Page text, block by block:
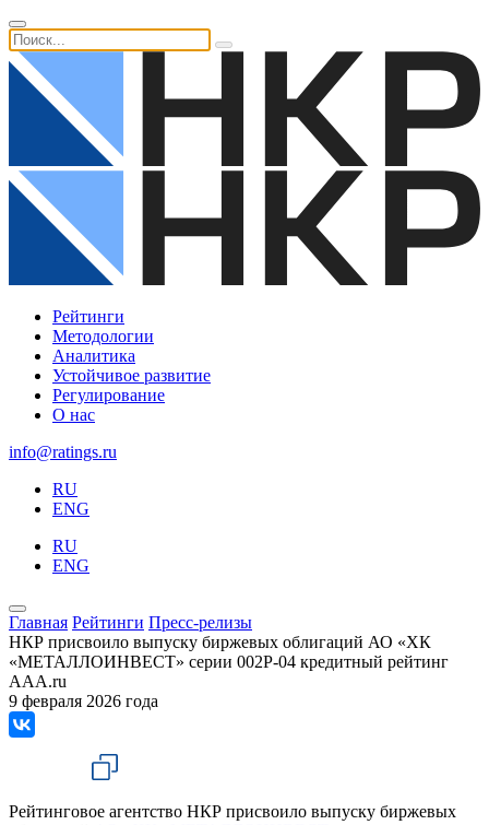
Рейтинги
Методологии
Аналитика
Устойчивое развитие
Регулирование
О нас
info@ratings.ru
RU
ENG
RU
ENG
Главная Рейтинги Пресс-релизы
НКР присвоило выпуску биржевых облигаций АО «ХК
«МЕТАЛЛОИНВЕСТ» серии 002Р-04 кредитный рейтинг
AAA.ru
9 февраля 2026 года
Рейтинговое агентство НКР присвоило выпуску биржевых